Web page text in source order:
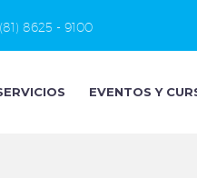
(81) 8625 - 9100
EVENTOS Y